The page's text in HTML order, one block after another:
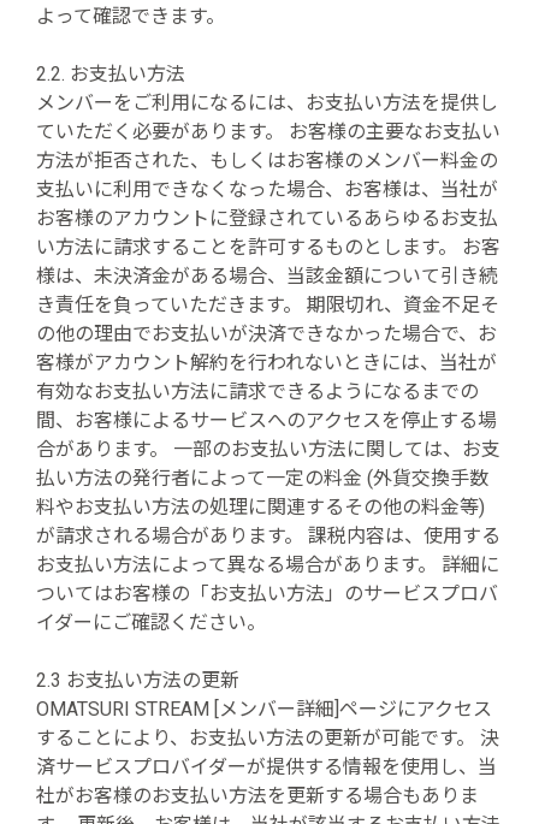
よって確認できます。
2.2. お支払い方法
メンバーをご利用になるには、お支払い方法を提供し
ていただく必要があります。 お客様の主要なお支払い
方法が拒否された、もしくはお客様のメンバー料金の
支払いに利用できなくなった場合、お客様は、当社が
お客様のアカウントに登録されているあらゆるお支払
い方法に請求することを許可するものとします。 お客
様は、未決済金がある場合、当該金額について引き続
き責任を負っていただきます。 期限切れ、資金不足そ
の他の理由でお支払いが決済できなかった場合で、お
客様がアカウント解約を行われないときには、当社が
有効なお支払い方法に請求できるようになるまでの
間、お客様によるサービスへのアクセスを停止する場
合があります。 一部のお支払い方法に関しては、お支
払い方法の発行者によって一定の料金 (外貨交換手数
料やお支払い方法の処理に関連するその他の料金等)
が請求される場合があります。 課税内容は、使用する
お支払い方法によって異なる場合があります。 詳細に
ついてはお客様の「お支払い方法」のサービスプロバ
イダーにご確認ください。
2.3 お支払い方法の更新
OMATSURI STREAM [メンバー詳細]ページにアクセス
することにより、お支払い方法の更新が可能です。 決
済サービスプロバイダーが提供する情報を使用し、当
社がお客様のお支払い方法を更新する場合もありま